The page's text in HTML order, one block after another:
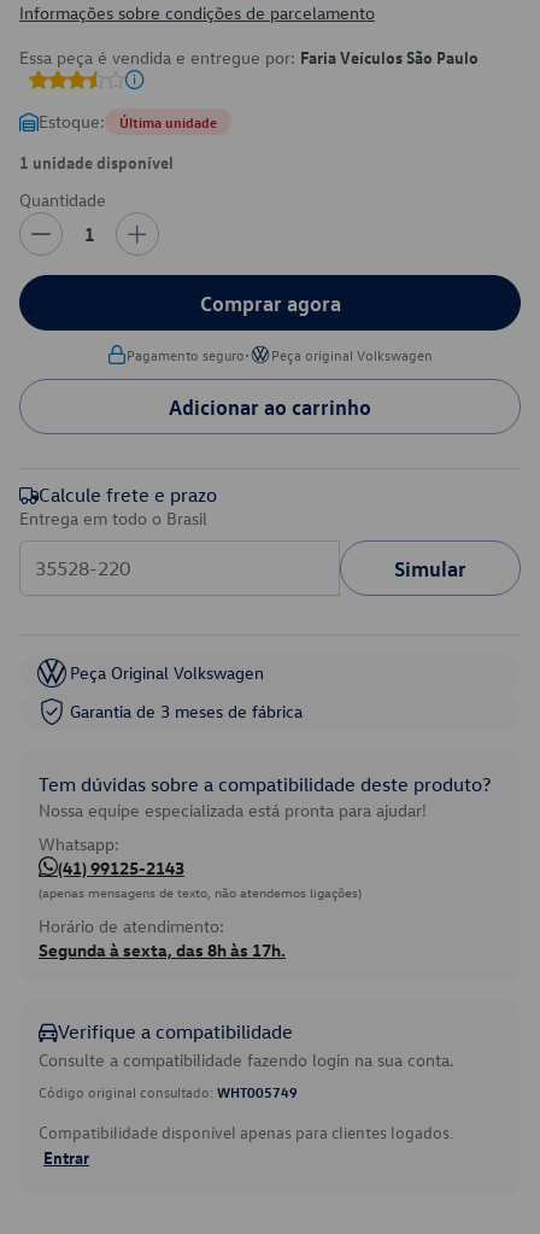
Informações sobre condições de parcelamento
Essa peça é vendida e entregue por: Faria Veículos São Paulo
Estoque: Última unidade
1 unidade disponível
Quantidade
1
Comprar agora
Pagamento seguro• Peça original Volkswagen
Adicionar ao carrinho
Calcule frete e prazo
Entrega em todo o Brasil
Simular
Peça Original Volkswagen
Garantia de 3 meses de fábrica
Tem dúvidas sobre a compatibilidade deste produto?
Nossa equipe especializada está pronta para ajudar!
Whatsapp:
(41) 99125-2143
(apenas mensagens de texto, não atendemos ligações)
Horário de atendimento:
Segunda à sexta, das 8h às 17h.
Verifique a compatibilidade
Consulte a compatibilidade fazendo login na sua conta.
Código original consultado: WHT005749
Compatibilidade disponível apenas para clientes logados.
Entrar